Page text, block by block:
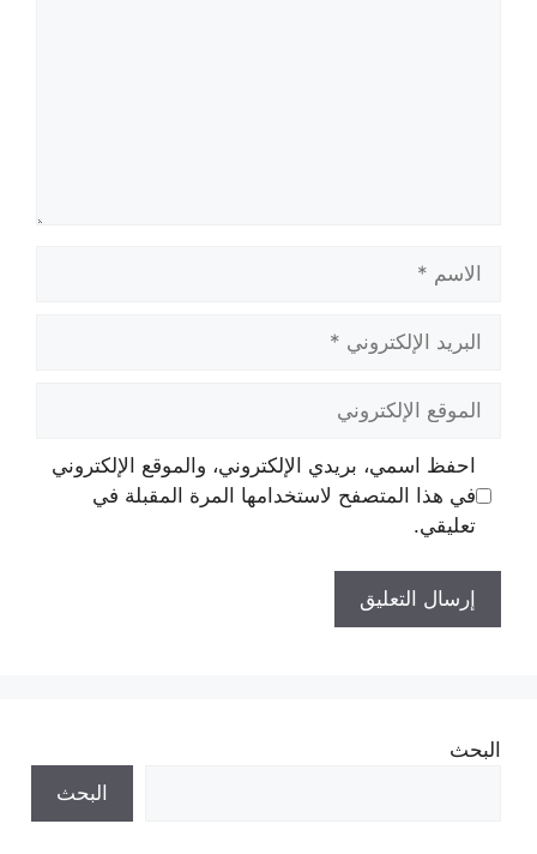
الإلكتروني
الإلكتروني
احفظ اسمي، بريدي الإلكتروني، والموقع الإلكتروني
في هذا المتصفح لاستخدامها المرة المقبلة في
تعليقي.
البحث
البحث